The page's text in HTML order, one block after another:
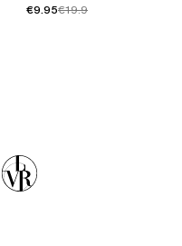
€9.95€19.9